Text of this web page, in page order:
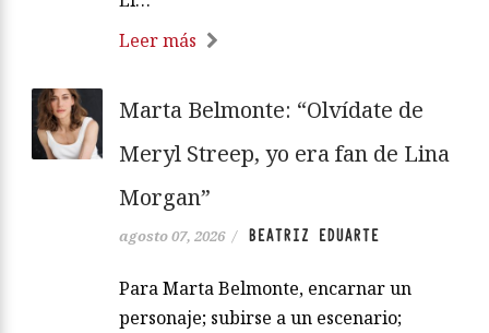
Leer más
Marta Belmonte: “Olvídate de
Meryl Streep, yo era fan de Lina
Morgan”
agosto 07, 2026 / BEATRIZ EDUARTE
Para Marta Belmonte, encarnar un
personaje; subirse a un escenario;